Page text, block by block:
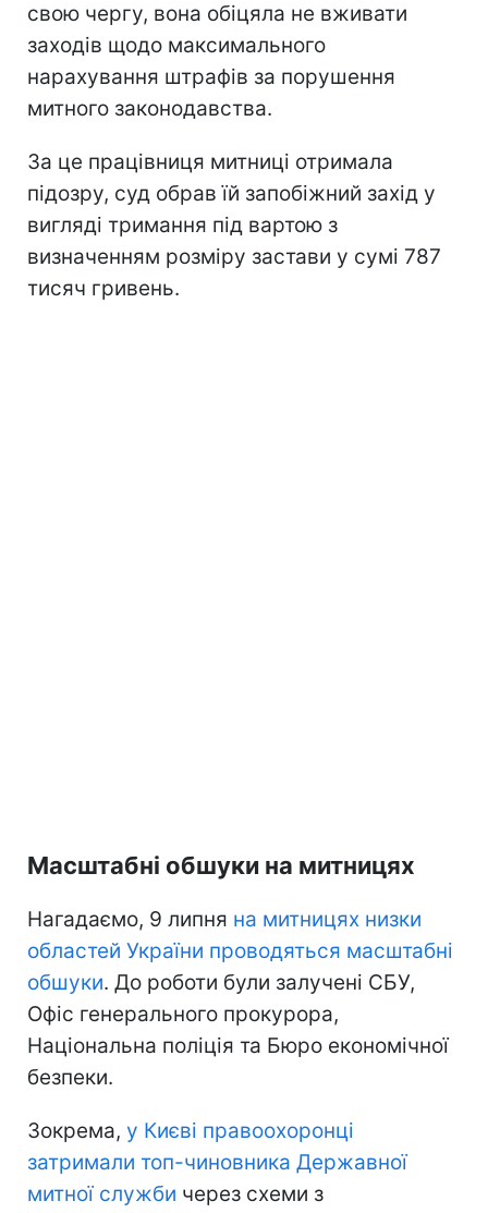
свою чергу, вона обіцяла не вживати
заходів щодо максимального
нарахування штрафів за порушення
митного законодавства.
За це працівниця митниці отримала
підозру, суд обрав їй запобіжний захід у
вигляді тримання під вартою з
визначенням розміру застави у сумі 787
тисяч гривень.
Масштабні обшуки на митницях
Нагадаємо, 9 липня на митницях низки
областей України проводяться масштабні
обшуки. До роботи були залучені СБУ,
Офіс генерального прокурора,
Національна поліція та Бюро економічної
безпеки.
Зокрема, у Києві правоохоронці
затримали топ-чиновника Державної
митної служби через схеми з